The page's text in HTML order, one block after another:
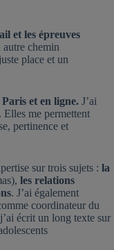
et les épreuves
chemin
place et un
et en ligne. J’ai
me permettent
pertinence et
sur trois sujets : la
les relations
. J’ai également
coordinateur du
écrit un long texte sur